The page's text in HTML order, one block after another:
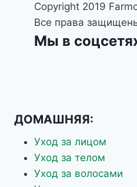
Copyright 2019
Все права
Мы в
ДОМАШНЯЯ:
Уход за лицом
Уход за телом
Уход за волосами